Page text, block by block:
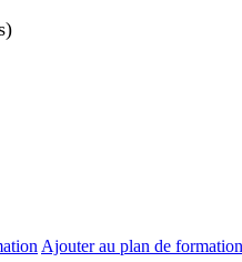
Ajouter au plan de formation